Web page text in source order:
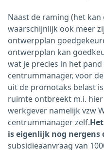
Naast de raming (het
waarschijnlijk ook meer
ontwerpplan
ontwerpplan kan
wat je precies in het
centrummanager, voor
uit de promotaks belast
ruimte ontbreekt m.i.
werkgever namelijk vzw
centrummanager zelf.
is eigenlijk nog nergens
subsidieaanvraag van